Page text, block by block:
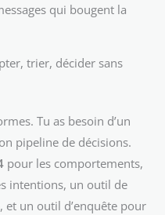
qui bougent la
trier, décider sans
Tu as besoin d’un
pipeline de décisions.
pour les comportements,
intentions, un outil de
un outil d’enquête pour